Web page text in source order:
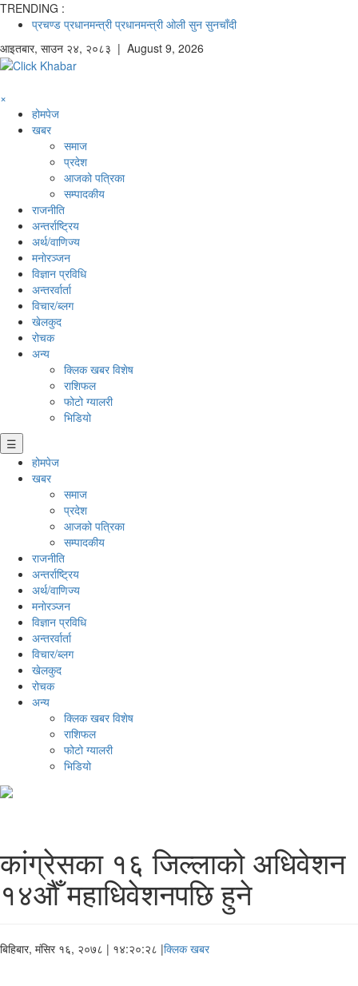
TRENDING :
प्रचण्ड प्रधानमन्त्री प्रधानमन्त्री ओली सुन सुनचाँदी
आइतबार, साउन २४, २०८३ | August 9, 2026
×
होमपेज
खबर
समाज
प्रदेश
आजको पत्रिका
सम्पादकीय
राजनीति
अन्तर्राष्ट्रिय
अर्थ/वाणिज्य
मनाेरञ्जन
विज्ञान प्रविधि
अन्तरर्वार्ता
विचार/ब्लग
खेलकुद
रोचक
अन्य
क्लिक खबर विशेष
राशिफल
फोटो ग्यालरी
भिडियो
☰
होमपेज
खबर
समाज
प्रदेश
आजको पत्रिका
सम्पादकीय
राजनीति
अन्तर्राष्ट्रिय
अर्थ/वाणिज्य
मनाेरञ्जन
विज्ञान प्रविधि
अन्तरर्वार्ता
विचार/ब्लग
खेलकुद
रोचक
अन्य
क्लिक खबर विशेष
राशिफल
फोटो ग्यालरी
भिडियो
कांग्रेसका १६ जिल्लाको अधिवेशन
१४औँ महाधिवेशनपछि हुने
बिहिबार, मंसिर १६, २०७८ | १४:२०:२८ |क्लिक खबर